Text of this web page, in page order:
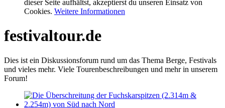
dieser Seite aufhältst, akzeptierst du unseren Einsatz von
Cookies. Weitere Informationen
festivaltour.de
Dies ist ein Diskussionsforum rund um das Thema Berge, Festivals
und vieles mehr. Viele Tourenbeschreibungen und mehr in unserem
Forum!